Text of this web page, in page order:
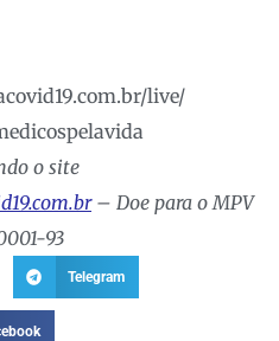
live/
o site
– Doe para o MPV
93
Telegram